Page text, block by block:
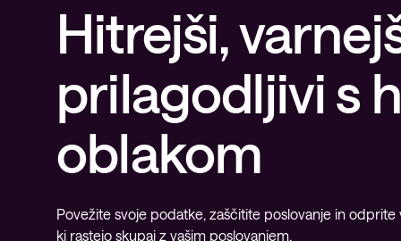
Kibernetska varnost
Upravljane
Varnostne
tehnologij
Omrežje
Varna
Varna
poslovna
Varna
Hibridni oblak
Sodobno digitalno delovno
okolje
Izobraževanje
Tečaji
Razvoj
Upravljane IT storitve in podpora
NIL
Upravljane
Nadzorne
Advanced
Blogi
Reference
Videi
Hitrejši,
prilagodljivi s
oblakom
Povežite svoje podatke, zaščitite poslovanje in
ki rastejo skupaj z vašim poslovanjem.